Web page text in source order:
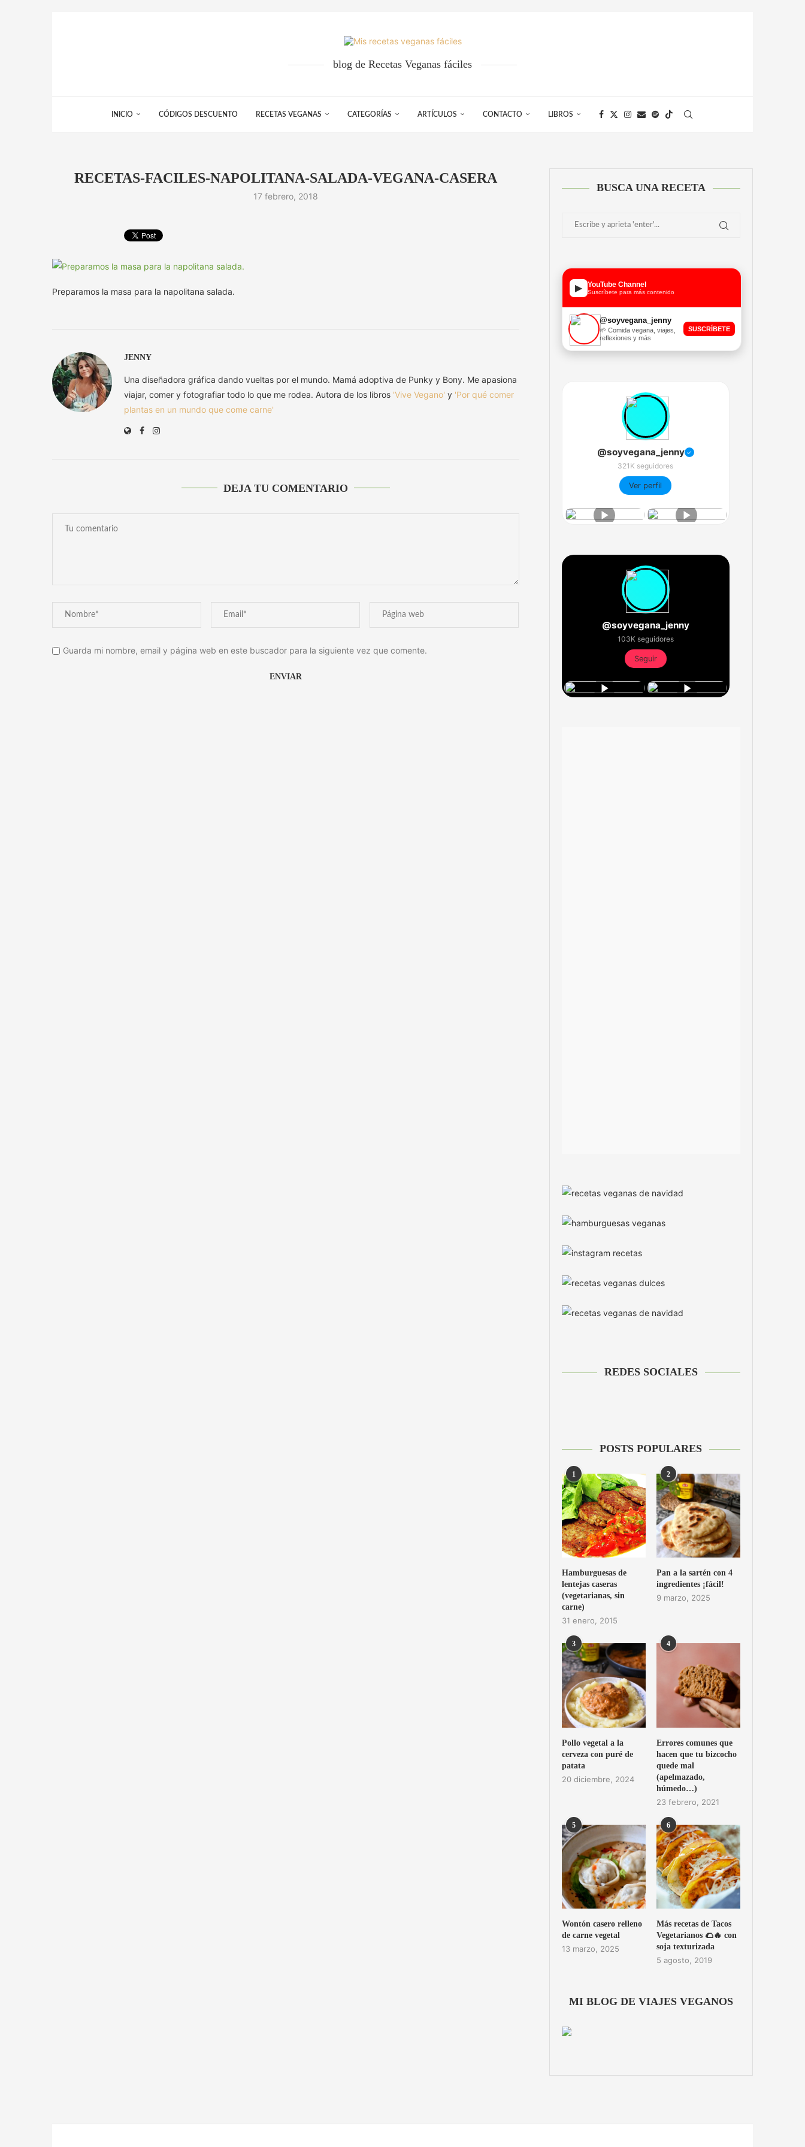
blog de Recetas Veganas fáciles
INICIO CÓDIGOS DESCUENTO RECETAS VEGANAS CATEGORÍAS ARTÍCULOS CONTACTO LIBROS
RECETAS-FACILES-NAPOLITANA-SALADA-VEGANA-CASERA
17 febrero, 2018
Preparamos la masa para la napolitana salada.
JENNY
Una diseñadora gráfica dando vueltas por el mundo. Mamá adoptiva de Punky y Bony. Me apasiona
viajar, comer y fotografiar todo lo que me rodea. Autora de los libros 'Vive Vegano' y 'Por qué comer
plantas en un mundo que come carne'
DEJA TU COMENTARIO
Guarda mi nombre, email y página web en este buscador para la siguiente vez que comente.
BUSCA UNA RECETA
▶ YouTube Channel
Suscríbete para más contenido
@soyvegana_jenny
🌱 Comida vegana, viajes,
reflexiones y más
SUSCRÍBETE
@soyvegana_jenny ✓
321K seguidores
Ver perfil
@soyvegana_jenny
103K seguidores
Seguir
REDES SOCIALES
POSTS POPULARES
1
Hamburguesas de
lentejas caseras
(vegetarianas, sin
carne)
31 enero, 2015
2
Pan a la sartén con 4
ingredientes ¡fácil!
9 marzo, 2025
3
Pollo vegetal a la
cerveza con puré de
patata
20 diciembre, 2024
4
Errores comunes que
hacen que tu bizcocho
quede mal
(apelmazado,
húmedo…)
23 febrero, 2021
5
Wontón casero relleno
de carne vegetal
13 marzo, 2025
6
Más recetas de Tacos
Vegetarianos 🌮🔥 con
soja texturizada
5 agosto, 2019
MI BLOG DE VIAJES VEGANOS